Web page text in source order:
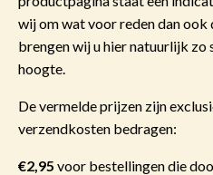
wij om wat voor reden dan ook
brengen wij u hier natuurlijk
hoogte.
De vermelde prijzen zijn
verzendkosten bedragen:
€2,95 voor bestellingen die